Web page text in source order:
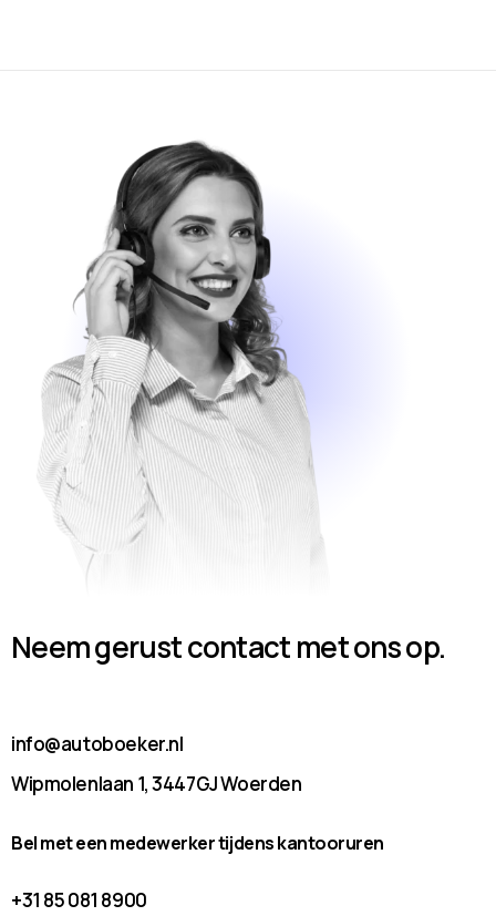
Neem gerust contact met ons op.
info@autoboeker.nl
Wipmolenlaan 1, 3447GJ Woerden
Bel met een medewerker tijdens kantooruren
+31 85 081 8900